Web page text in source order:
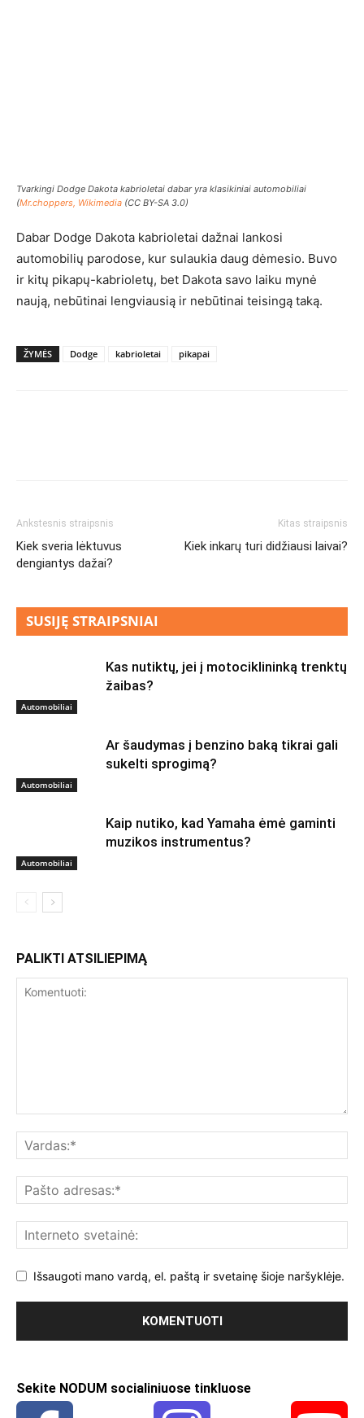
Tvarkingi Dodge Dakota kabrioletai dabar yra klasikiniai automobiliai
(Mr.choppers, Wikimedia (CC BY-SA 3.0)
Dabar Dodge Dakota kabrioletai dažnai lankosi
automobilių parodose, kur sulaukia daug dėmesio. Buvo
ir kitų pikapų-kabrioletų, bet Dakota savo laiku mynė
naują, nebūtinai lengviausią ir nebūtinai teisingą taką.
ŽYMĖS Dodge kabrioletai pikapai
Ankstesnis straipsnis
Kiek sveria lėktuvus
dengiantys dažai?
Kitas straipsnis
Kiek inkarų turi didžiausi laivai?
SUSIJĘ STRAIPSNIAI
Automobiliai
Kas nutiktų, jei į motociklininką trenktų
žaibas?
Automobiliai
Ar šaudymas į benzino baką tikrai gali
sukelti sprogimą?
Automobiliai
Kaip nutiko, kad Yamaha ėmė gaminti
muzikos instrumentus?
PALIKTI ATSILIEPIMĄ
Išsaugoti mano vardą, el. paštą ir svetainę šioje naršyklėje.
Sekite NODUM socialiniuose tinkluose